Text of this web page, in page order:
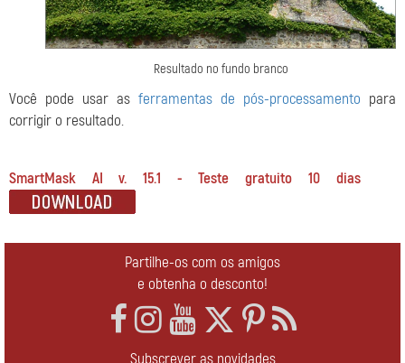
Resultado no fundo branco
Você pode usar as ferramentas de pós-processamento para
corrigir o resultado.
SmartMask AI v. 15.1 - Teste gratuito 10 dias
Partilhe-os com os amigos
e obtenha o desconto!
Subscrever as novidades